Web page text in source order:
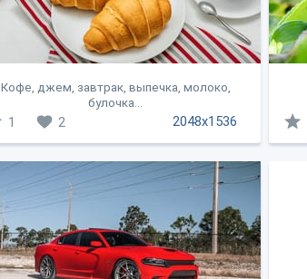
Кофе, джем, завтрак, выпечка, молоко,
булочка...
2048x1536
1 2